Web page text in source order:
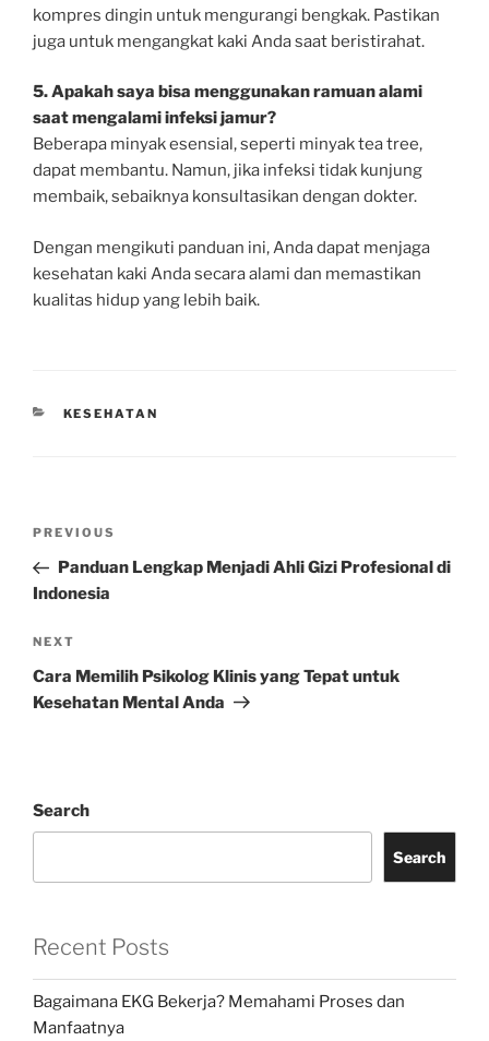
kompres dingin untuk mengurangi bengkak. Pastikan
juga untuk mengangkat kaki Anda saat beristirahat.
5. Apakah saya bisa menggunakan ramuan alami
saat mengalami infeksi jamur?
Beberapa minyak esensial, seperti minyak tea tree,
dapat membantu. Namun, jika infeksi tidak kunjung
membaik, sebaiknya konsultasikan dengan dokter.
Dengan mengikuti panduan ini, Anda dapat menjaga
kesehatan kaki Anda secara alami dan memastikan
kualitas hidup yang lebih baik.
CATEGORIES
KESEHATAN
Previous
Post
PREVIOUS
Panduan Lengkap Menjadi Ahli Gizi Profesional di
Indonesia
Next
Post
NEXT
Cara Memilih Psikolog Klinis yang Tepat untuk
Kesehatan Mental Anda
Search
Search
Recent Posts
Bagaimana EKG Bekerja? Memahami Proses dan
Manfaatnya